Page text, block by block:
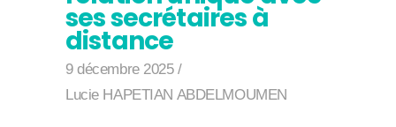
ses secrétaires à
distance
9 décembre 2025
Lucie HAPETIAN ABDELMOUMEN